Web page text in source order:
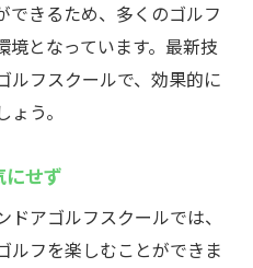
できるため、多くのゴルフ
境となっています。最新技
ルフスクールで、効果的に
う。
にせず
アゴルフスクールでは、
ルフを楽しむことができま